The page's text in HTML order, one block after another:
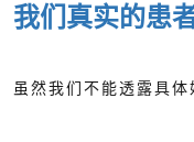
我们真实的患
虽然我们不能透露具体